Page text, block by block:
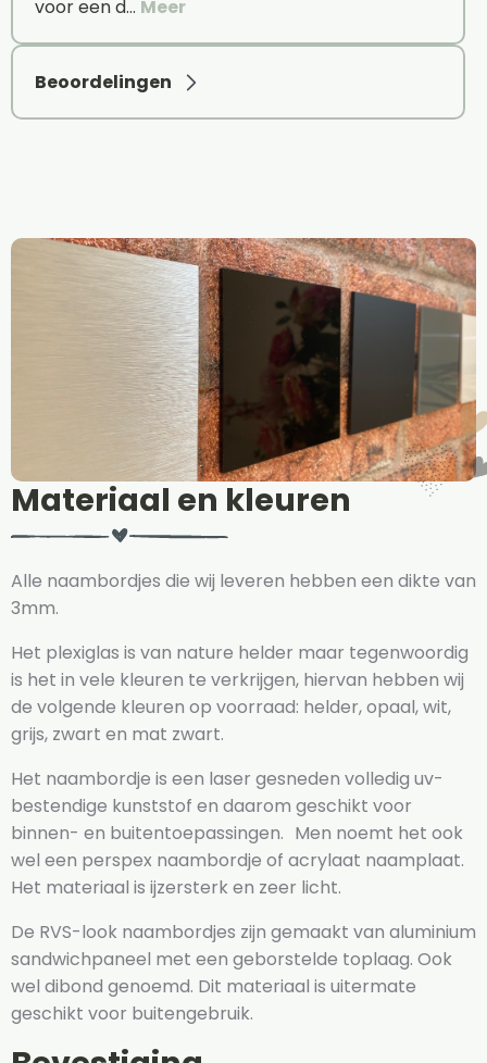
voor een d… Meer
Beoordelingen
Materiaal en kleuren
Alle naambordjes die wij leveren hebben een dikte van
3mm.
Het plexiglas is van nature helder maar tegenwoordig
is het in vele kleuren te verkrijgen, hiervan hebben wij
de volgende kleuren op voorraad: helder, opaal, wit,
grijs, zwart en mat zwart.
Het naambordje is een laser gesneden volledig uv-
bestendige kunststof en daarom geschikt voor
binnen- en buitentoepassingen. Men noemt het ook
wel een perspex naambordje of acrylaat naamplaat.
Het materiaal is ijzersterk en zeer licht.
De RVS-look naambordjes zijn gemaakt van aluminium
sandwichpaneel met een geborstelde toplaag. Ook
wel dibond genoemd. Dit materiaal is uitermate
geschikt voor buitengebruik.